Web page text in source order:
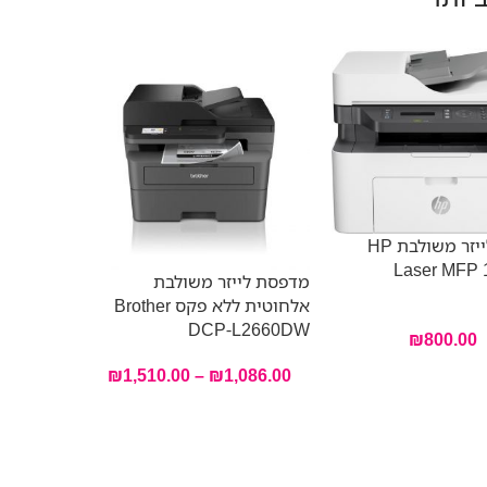
מדפסת לייזר משולבת HP
Laser MFP
₪800.00
מדפסת לייזר משולבת
אלחוטית ללא פקס Brother
DCP-L2660DW
₪1,086.00
–
₪1,510.00